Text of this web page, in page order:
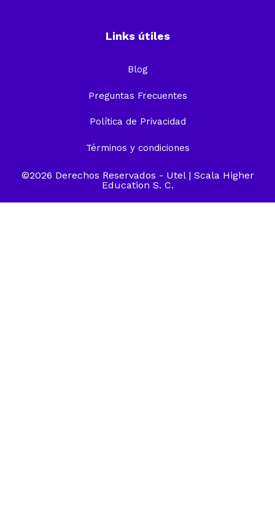
Links útiles
Blog
Preguntas Frecuentes
Política de Privacidad
Términos y condiciones
©2026 Derechos Reservados - Utel| Scala Higher
Education S. C.